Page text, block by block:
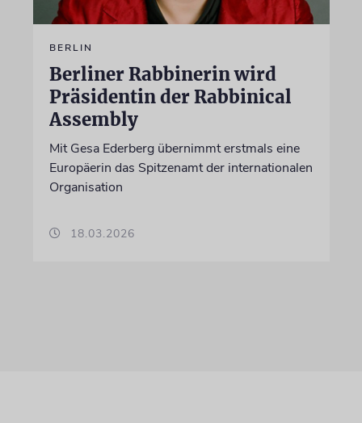
BERLIN
Berliner Rabbinerin wird
Präsidentin der Rabbinical
Assembly
Mit Gesa Ederberg übernimmt erstmals eine
Europäerin das Spitzenamt der internationalen
Organisation
18.03.2026